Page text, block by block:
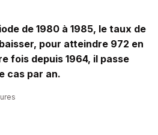
de 1980 à 1985, le taux de
pour atteindre 972 en
fois depuis 1964, il passe
cas par an.